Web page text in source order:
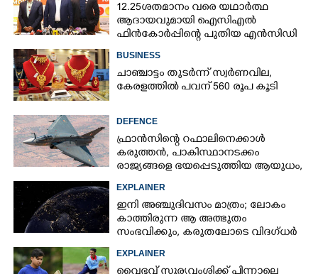
12.25ശതമാനം വരെ യഥാർത്ഥ
ആദായവുമായി ഐസിഎൽ
ഫിൻകോർപ്പിന്റെ പുതിയ എൻസിഡി
BUSINESS
ചാഞ്ചാട്ടം തുടർന്ന് സ്വർണവില,
കേരളത്തിൽ പവന് 560 രൂപ കൂടി
DEFENCE
ഫ്രാൻസിന്റെ റഫാലിനെക്കാൾ
കരുത്തൻ,​ പാകിസ്ഥാനടക്കം
രാജ്യങ്ങളെ ഭയപ്പെടുത്തിയ ആയുധം,​
EXPLAINER
ഇനി അഞ്ചുദിവസം മാത്രം; ലോകം
കാത്തിരുന്ന ആ അത്ഭുതം
സംഭവിക്കും, കരുതലോടെ വിദഗ്ധർ
EXPLAINER